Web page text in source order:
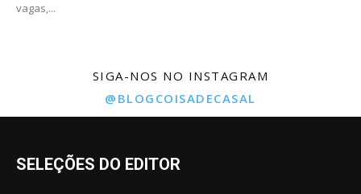
vagas,...
SIGA-NOS NO INSTAGRAM
@BLOGCOISADECASAL
SELEÇÕES DO EDITOR